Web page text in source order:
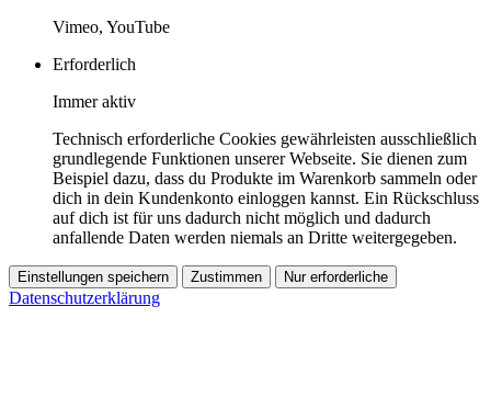
Vimeo, YouTube
Erforderlich
Immer aktiv
Technisch erforderliche Cookies gewährleisten ausschließlich
grundlegende Funktionen unserer Webseite. Sie dienen zum
Beispiel dazu, dass du Produkte im Warenkorb sammeln oder
dich in dein Kundenkonto einloggen kannst. Ein Rückschluss
auf dich ist für uns dadurch nicht möglich und dadurch
anfallende Daten werden niemals an Dritte weitergegeben.
Einstellungen speichern Zustimmen Nur erforderliche
Datenschutzerklärung